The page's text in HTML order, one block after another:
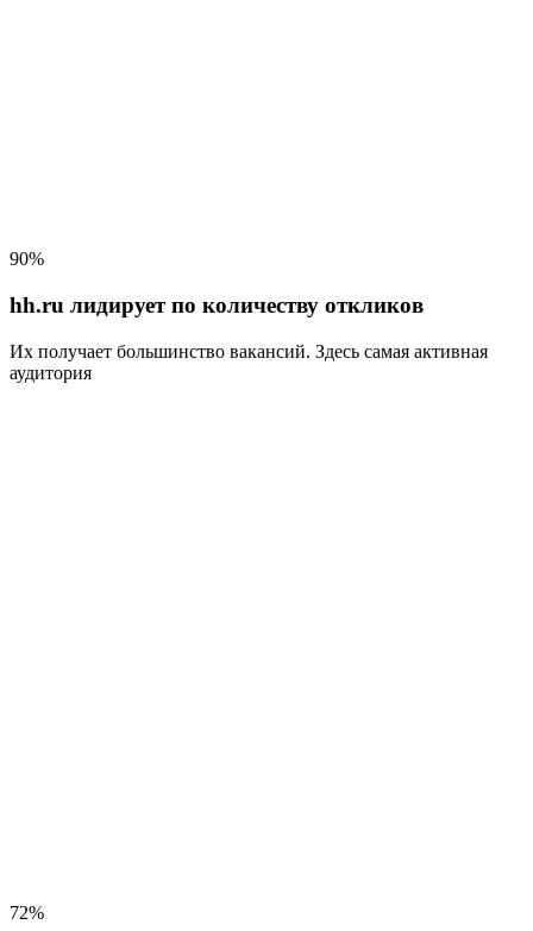
90%
hh.ru лидирует по количеству откликов
Их получает большинство вакансий. Здесь самая активная
аудитория
72%